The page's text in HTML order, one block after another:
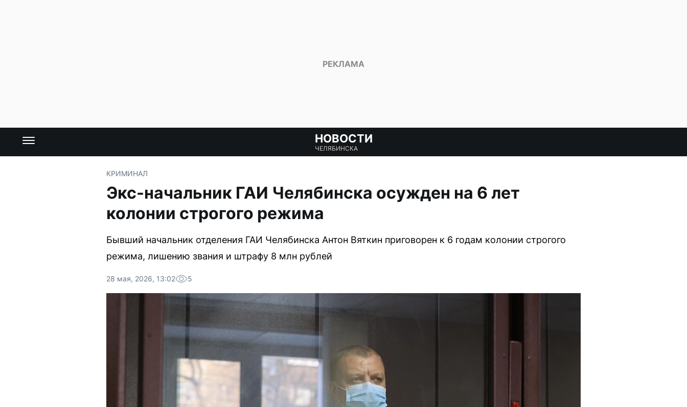
НОВОСТИ
ЧЕЛЯБИНСКА
КРИМИНАЛ
Экс-начальник ГАИ Челябинска осужден на 6 лет
колонии строгого режима
Бывший начальник отделения ГАИ Челябинска Антон Вяткин приговорен к 6 годам колонии строгого
режима, лишению звания и штрафу 8 млн рублей
28 мая, 2026, 13:02 5